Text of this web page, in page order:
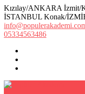
Kızılay/ANKARA
İSTANBUL Konak/
05334563486